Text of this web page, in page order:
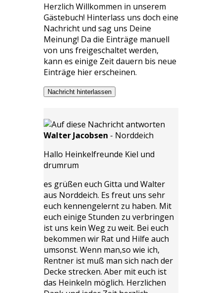
Herzlich Willkommen in unserem
Gästebuch! Hinterlass uns doch eine
Nachricht und sag uns Deine
Meinung! Da die Einträge manuell
von uns freigeschaltet werden,
kann es einige Zeit dauern bis neue
Einträge hier erscheinen.
Nachricht hinterlassen
Walter Jacobsen - Norddeich
Hallo Heinkelfreunde Kiel und
drumrum
es grüßen euch Gitta und Walter
aus Norddeich. Es freut uns sehr
euch kennengelernt zu haben. Mit
euch einige Stunden zu verbringen
ist uns kein Weg zu weit. Bei euch
bekommen wir Rat und Hilfe auch
umsonst. Wenn man,so wie ich,
Rentner ist muß man sich nach der
Decke strecken. Aber mit euch ist
das Heinkeln möglich. Herzlichen